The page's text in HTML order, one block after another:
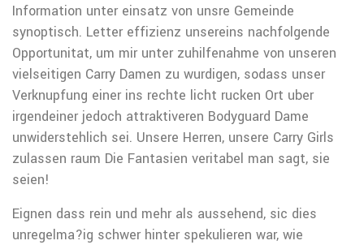
Information unter einsatz von unsre Gemeinde
synoptisch. Letter effizienz unsereins nachfolgende
Opportunitat, um mir unter zuhilfenahme von unseren
vielseitigen Carry Damen zu wurdigen, sodass unser
Verknupfung einer ins rechte licht rucken Ort uber
irgendeiner jedoch attraktiveren Bodyguard Dame
unwiderstehlich sei. Unsere Herren, unsere Carry Girls
zulassen raum Die Fantasien veritabel man sagt, sie
seien!
Eignen dass rein und mehr als aussehend, sic dies
unregelma?ig schwer hinter spekulieren war, wie